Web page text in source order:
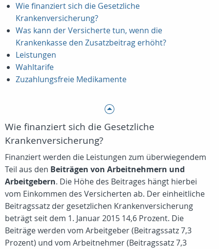
Wie finanziert sich die Gesetzliche
Krankenversicherung?
Was kann der Versicherte tun, wenn die
Krankenkasse den Zusatzbeitrag erhöht?
Leistungen
Wahltarife
Zuzahlungsfreie Medikamente
Wie finanziert sich die Gesetzliche
Krankenversicherung?
Finanziert werden die Leistungen zum überwiegendem
Teil aus den Beiträgen von Arbeitnehmern und
Arbeitgebern. Die Höhe des Beitrages hängt hierbei
vom Einkommen des Versicherten ab. Der einheitliche
Beitragssatz der gesetzlichen Krankenversicherung
beträgt seit dem 1. Januar 2015 14,6 Prozent. Die
Beiträge werden vom Arbeitgeber (Beitragssatz 7,3
Prozent) und vom Arbeitnehmer (Beitragssatz 7,3